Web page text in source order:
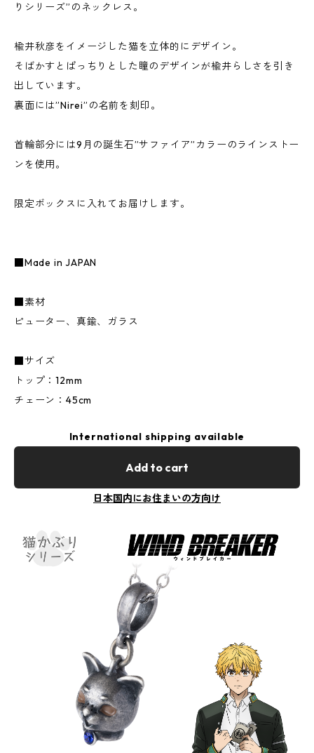
りシリーズ”のネックレス。
楡井秋彦をイメージした猫を立体的にデザイン。
そばかすとぱっちりとした瞳のデザインが楡井らしさを引き
出しています。
裏面には”Nirei”の名前を刻印。
首輪部分には9月の誕生石”サファイア”カラーのラインストー
ンを使用。
限定ボックスに入れてお届けします。
■Made in JAPAN
■素材
ピューター、真鍮、ガラス
■サイズ
トップ：12mm
チェーン：45cm
International shipping available
Add to cart
日本国内にお住まいの方向け